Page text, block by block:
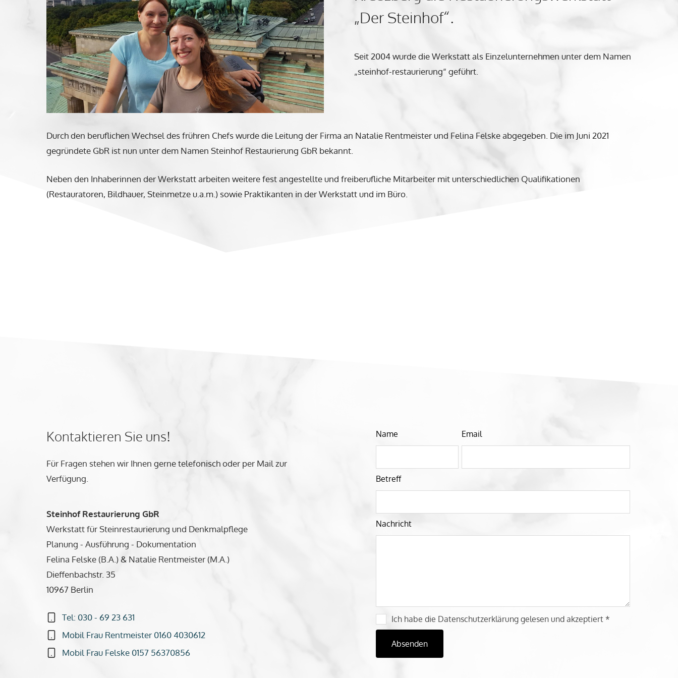
„Der Steinhof“.
Seit 2004 wurde die Werkstatt als Einzelunternehmen unter dem Namen
„steinhof-restaurierung“ geführt.
Durch den beruflichen Wechsel des frühren Chefs wurde die Leitung der Firma an Natalie Rentmeister und Felina Felske abgegeben. Die im Juni 2021
gegründete GbR ist nun unter dem Namen Steinhof Restaurierung GbR bekannt.
Neben den Inhaberinnen der Werkstatt arbeiten weitere fest angestellte und freiberufliche Mitarbeiter mit unterschiedlichen Qualifikationen
(Restauratoren, Bildhauer, Steinmetze u.a.m.) sowie Praktikanten in der Werkstatt und im Büro.
Kontaktieren Sie uns!
Für Fragen stehen wir Ihnen gerne telefonisch oder per Mail zur
Verfügung.
Steinhof Restaurierung GbR
Werkstatt für Steinrestaurierung und Denkmalpflege
Planung - Ausführung - Dokumentation
Felina Felske (B.A.) & Natalie Rentmeister (M.A.)
Dieffenbachstr. 35
10967 Berlin
Tel: 030 - 69 23 631
Mobil Frau Rentmeister 0160 4030612
Mobil Frau Felske 0157 56370856
Lass
dieses
leer
Name Email
Betreff
Nachricht
Ich habe die Datenschutzerklärung gelesen und akzeptiert *
Absenden